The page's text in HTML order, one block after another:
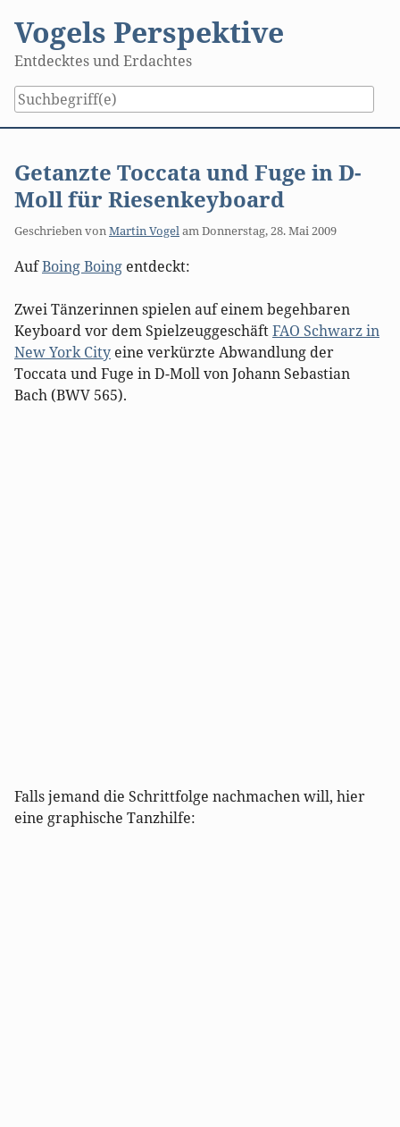
content
Vogels Perspektive
Entdecktes und Erdachtes
Getanzte Toccata und Fuge in D-
Moll für Riesenkeyboard
Geschrieben vonMartin VogelamDonnerstag, 28. Mai 2009
AufBoing Boing entdeckt:
Zwei Tänzerinnen spielen auf einem begehbaren
Keyboard vor dem SpielzeuggeschäftFAO Schwarz in
New York City eine verkürzte Abwandlung der
Toccata und Fuge in D-Moll von Johann Sebastian
Bach (BWV 565).
Falls jemand die Schrittfolge nachmachen will, hier
eine graphische Tanzhilfe: